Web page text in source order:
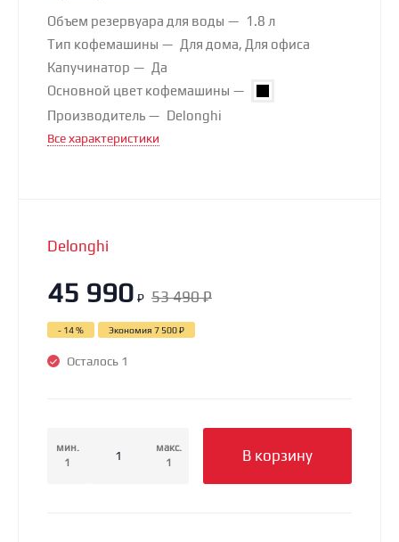
Объем резервуара для воды
1.8 л
Тип кофемашины
Для дома, Для офиса
Капучинатор
Да
Основной цвет кофемашины
Производитель
Delonghi
Все характеристики
Delonghi
45 990 ₽ 53 490 ₽
- 14 % Экономия 7 500₽
Осталось 1
мин.
1
макс.
1
В корзину